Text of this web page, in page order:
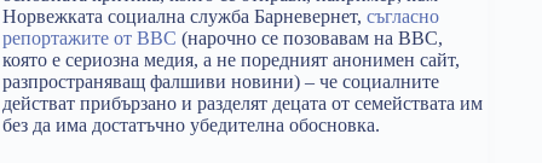
Норвежката социална служба Барневернет, съгласно
репортажите от BBC (нарочно се позовавам на BBC,
която е сериозна медия, а не поредният анонимен сайт,
разпространяващ фалшиви новини) – че социалните
действат прибързано и разделят децата от семействата им
без да има достатъчно убедителна обосновка.